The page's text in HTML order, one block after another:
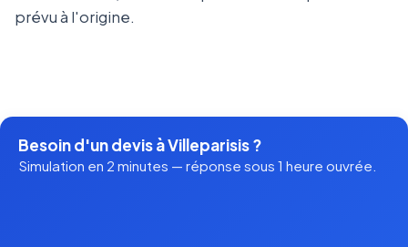
prévu à l'origine.
Besoin d'un devis à Villeparisis ?
Simulation en 2 minutes — réponse sous 1 heure ouvrée.